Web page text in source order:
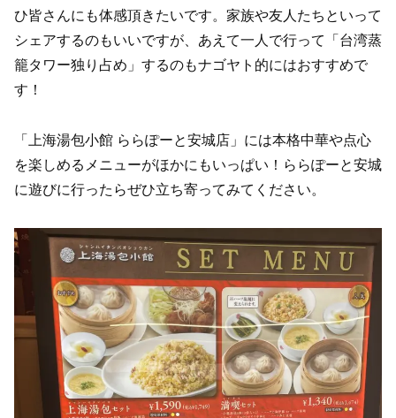
ひ皆さんにも体感頂きたいです。家族や友人たちといって
シェアするのもいいですが、あえて一人で行って「台湾蒸
籠タワー独り占め」するのもナゴヤト的にはおすすめで
す！
「上海湯包小館 ららぽーと安城店」には本格中華や点心
を楽しめるメニューがほかにもいっぱい！ららぽーと安城
に遊びに行ったらぜひ立ち寄ってみてください。